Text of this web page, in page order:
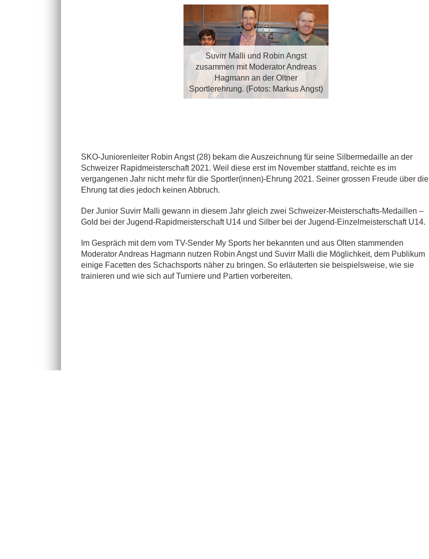
Suvirr Malli und Robin Angst
zusammen mit Moderator Andreas
Hagmann an der Oltner
Sportlerehrung. (Fotos: Markus Angst)
SKO-Juniorenleiter Robin Angst (28) bekam die Auszeichnung für seine Silbermedaille an der
Schweizer Rapidmeisterschaft 2021. Weil diese erst im November stattfand, reichte es im
vergangenen Jahr nicht mehr für die Sportler(innen)-Ehrung 2021. Seiner grossen Freude über die
Ehrung tat dies jedoch keinen Abbruch.
Der Junior Suvirr Malli gewann in diesem Jahr gleich zwei Schweizer-Meisterschafts-Medaillen –
Gold bei der Jugend-Rapidmeisterschaft U14 und Silber bei der Jugend-Einzelmeisterschaft U14.
Im Gespräch mit dem vom TV-Sender My Sports her bekannten und aus Olten stammenden
Moderator Andreas Hagmann nutzen Robin Angst und Suvirr Malli die Möglichkeit, dem Publikum
einige Facetten des Schachsports näher zu bringen. So erläuterten sie beispielsweise, wie sie
trainieren und wie sich auf Turniere und Partien vorbereiten.